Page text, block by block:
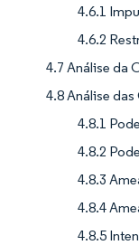
4.6.1
4.6.2
4.7 Análise da
4.8 Análise
4.8.1
4.8.2
4.8.3
4.8.4
4.8.5